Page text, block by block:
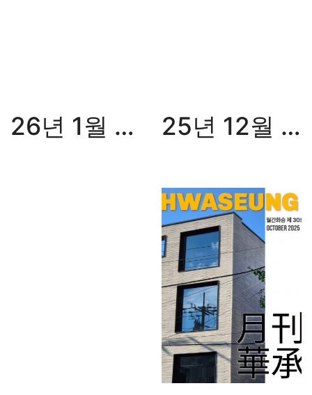
26년 1월 월간화승 25년 12월 월간화승